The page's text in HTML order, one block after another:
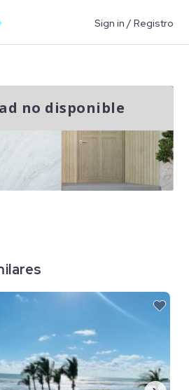
Sign in / Registro
no disponible